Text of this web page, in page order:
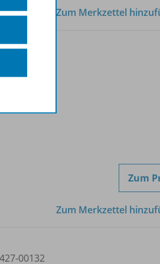
Zum Merkzettel
Zum
Zum Merkzettel
00132